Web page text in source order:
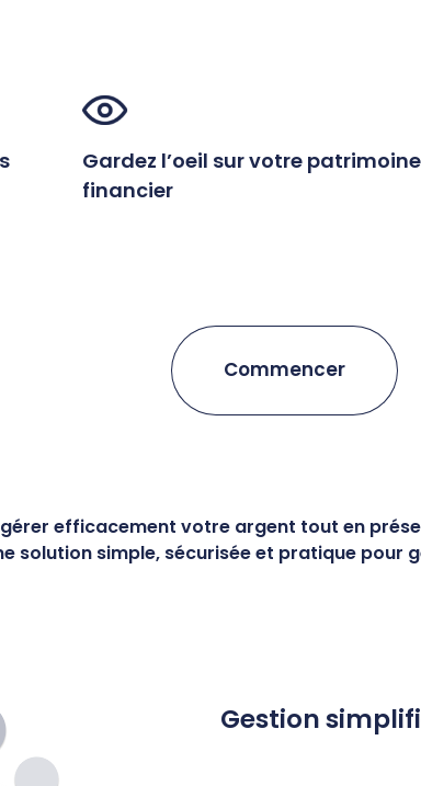
Gardez l’oeil sur votre patrimoine
financier
Commencer
efficacement votre argent tout en
solution simple, sécurisée et pratique pour
Gestion